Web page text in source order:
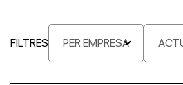
FILTRES PER EMPRESA